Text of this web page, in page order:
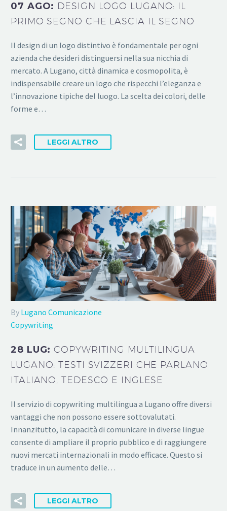
07 AGO: DESIGN LOGO LUGANO: IL
PRIMO SEGNO CHE LASCIA IL SEGNO
Il design di un logo distintivo è fondamentale per ogni
azienda che desideri distinguersi nella sua nicchia di
mercato. A Lugano, città dinamica e cosmopolita, è
indispensabile creare un logo che rispecchi l’eleganza e
l’innovazione tipiche del luogo. La scelta dei colori, delle
forme e…
LEGGI ALTRO
By Lugano Comunicazione
Copywriting
28 LUG:COPYWRITING MULTILINGUA
LUGANO: TESTI SVIZZERI CHE PARLANO
ITALIANO, TEDESCO E INGLESE
Il servizio di copywriting multilingua a Lugano offre diversi
vantaggi che non possono essere sottovalutati.
Innanzitutto, la capacità di comunicare in diverse lingue
consente di ampliare il proprio pubblico e di raggiungere
nuovi mercati internazionali in modo efficace. Questo si
traduce in un aumento delle…
LEGGI ALTRO